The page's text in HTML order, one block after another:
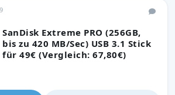
SanDisk Extreme PRO (256GB,
bis zu 420 MB/Sec) USB 3.1 Stick
für 49€ (Vergleich: 67,80€)